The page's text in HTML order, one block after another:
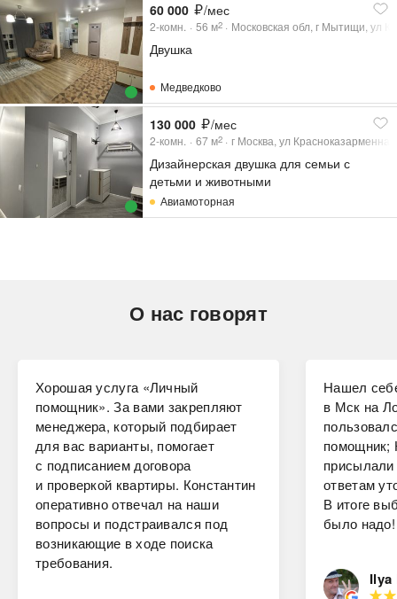
60 000 /мес
2-комн. 56 м2 Московская обл, г Мытищи, ул
Двушка
Медведково
130 000 /мес
2-комн. 67 м2 г Москва, ул
Дизайнерская двушка для семьи с
детьми и животными
Авиамоторная
О нас говорят
Хорошая услуга «Личный
помощник». За вами закрепляют
менеджера, который подбирает
для вас варианты, помогает
с подписанием договора
и проверкой квартиры. Константин
оперативно отвечал на наши
вопросы и подстраивался под
возникающие в ходе поиска
требования.
Нашел
в Мск на
помощник;
ответам
В итоге
было надо!
Ilya